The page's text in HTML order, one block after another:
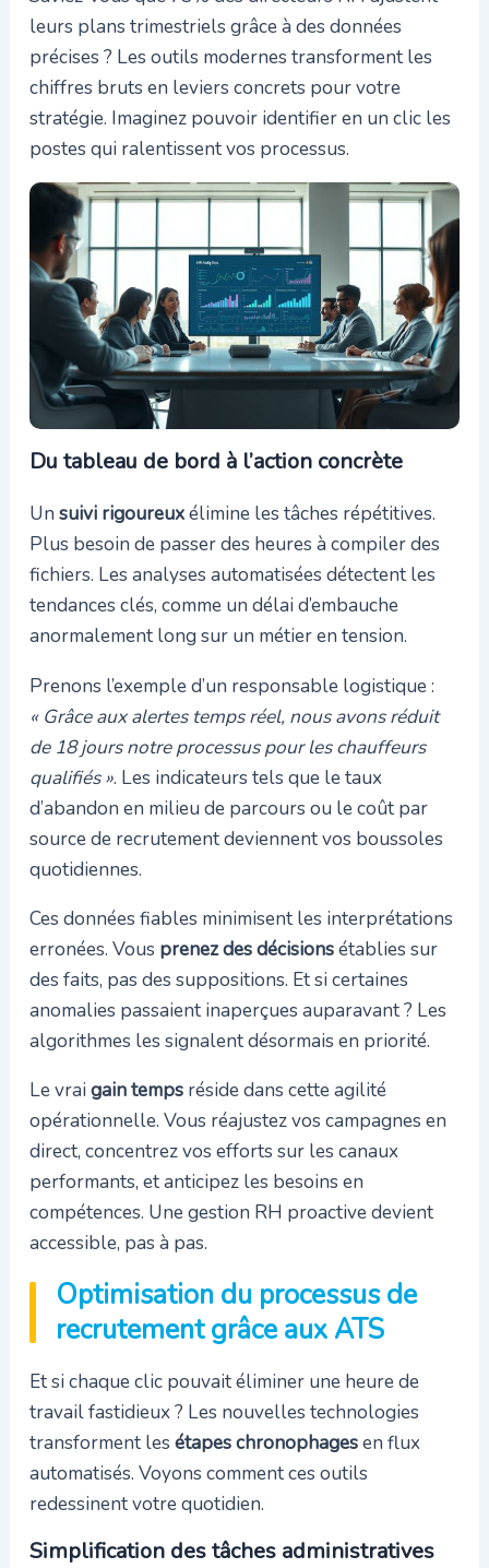
leurs plans trimestriels grâce à des données
précises ? Les outils modernes transforment les
chiffres bruts en leviers concrets pour votre
stratégie. Imaginez pouvoir identifier en un clic les
postes qui ralentissent vos processus.
Du tableau de bord à l’action concrète
Un suivi rigoureuxélimine les tâches répétitives.
Plus besoin de passer des heures à compiler des
fichiers. Les analyses automatisées détectent les
tendances clés, comme un délai d’embauche
anormalement long sur un métier en tension.
Prenons l’exemple d’un responsable logistique :
« Grâce aux alertes temps réel, nous avons réduit
de 18 jours notre processus pour les chauffeurs
qualifiés ». Les indicateurs tels que le taux
d’abandon en milieu de parcours ou le coût par
source de recrutement deviennent vos boussoles
quotidiennes.
Ces données fiables minimisent les interprétations
erronées. Vous prenez des décisionsétablies sur
des faits, pas des suppositions. Et si certaines
anomalies passaient inaperçues auparavant ? Les
algorithmes les signalent désormais en priorité.
Le vraigain tempsréside dans cette agilité
opérationnelle. Vous réajustez vos campagnes en
direct, concentrez vos efforts sur les canaux
performants, et anticipez les besoins en
compétences. Une gestion RH proactive devient
accessible, pas à pas.
Optimisation du processus de
recrutement grâce aux ATS
Et si chaque clic pouvait éliminer une heure de
travail fastidieux ? Les nouvelles technologies
transforment les étapes chronophagesen flux
automatisés. Voyons comment ces outils
redessinent votre quotidien.
Simplification des tâches administratives